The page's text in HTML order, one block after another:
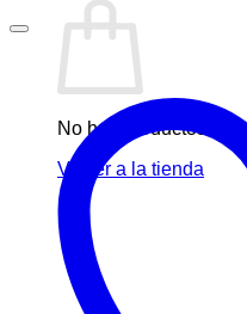
No hay productos en
Volver a la tienda